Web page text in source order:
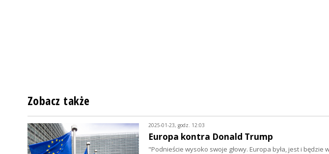
Zobacz także
2025-01-23, godz. 12:03
Europa kontra Donald Trump
"Podnieście wysoko swoje głowy. Europa była, jest i